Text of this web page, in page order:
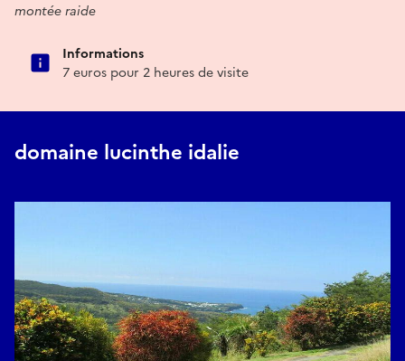
montée raide
Informations
7 euros pour 2 heures de visite
domaine lucinthe idalie